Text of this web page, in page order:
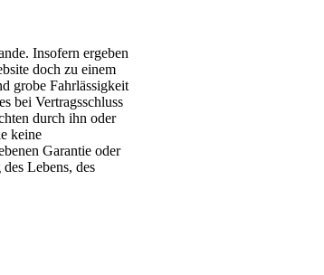
Insofern ergeben
doch zu einem
grobe Fahrlässigkeit
bei Vertragsschluss
durch ihn oder
keine
Garantie oder
Lebens, des